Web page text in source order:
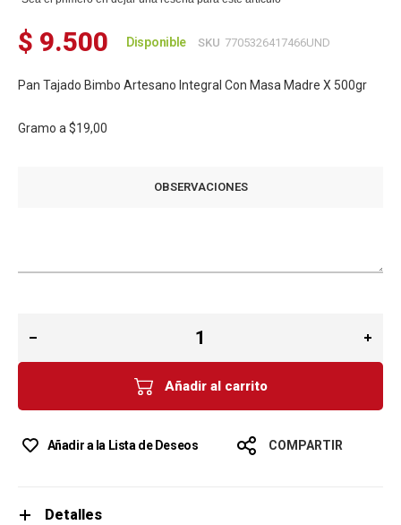
$ 9.500 Disponible SKU 7705326417466UND
Pan Tajado Bimbo Artesano Integral Con Masa Madre X 500gr
Gramo a $19,00
OBSERVACIONES
Añadir al carrito
Añadir a la Lista de Deseos COMPARTIR
Detalles